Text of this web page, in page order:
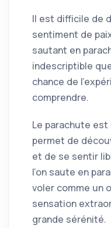
Il est difficile de
sentiment de
sautant en
indescriptible
chance de
comprendre.
Le parachute
permet de
et de se sentir
l’on saute en
voler comme un
sensation
grande sérénité.